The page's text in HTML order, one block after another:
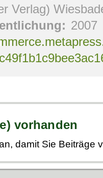
Verlag)
2007
vorhanden
damit Sie Beiträge